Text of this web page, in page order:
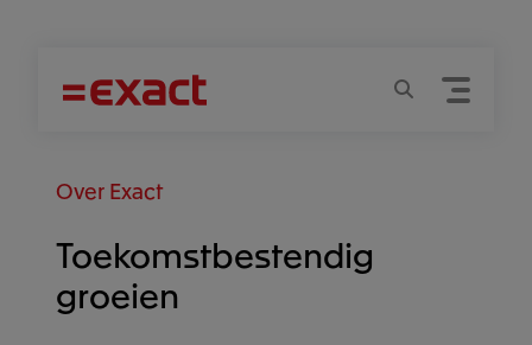
Menu
Zoeken
Over Exact
Toekomstbestendig
groeien